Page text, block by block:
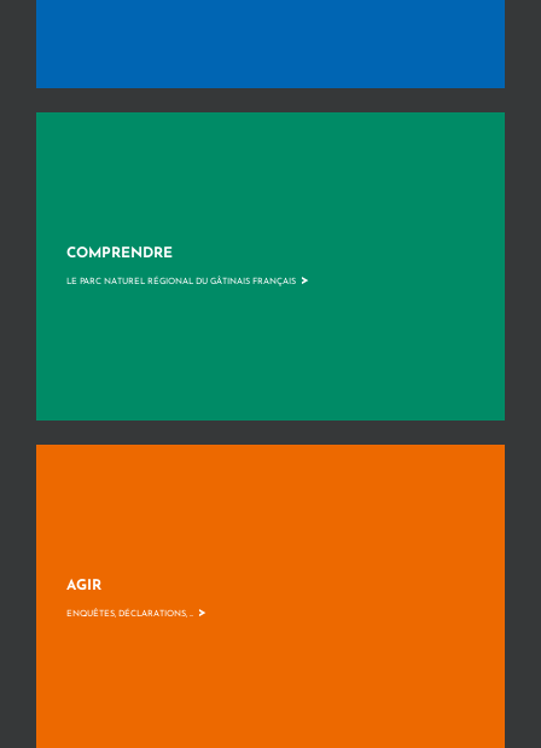
COMPRENDRE
LE PARC NATUREL RÉGIONAL DU GÂTINAIS FRANÇAIS >
AGIR
ENQUÊTES, DÉCLARATIONS, ... >